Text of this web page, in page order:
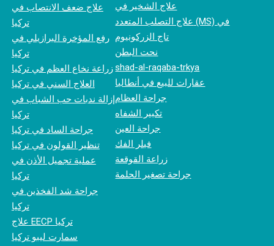
علاج ضعف الانتصاب في
تركيا
رفع المؤخرة البرازيلي في
تركيا
زراعة نخاع العظم في تركيا
العلاج السني في تركيا
إزالة ندبات حب الشباب في
تركيا
جراحة الساد في تركيا
تنظير القولون في تركيا
عملية تجميل الأذن في
تركيا
جراحة شد الفخذين في
تركيا
علاج EECP تركيا
سمارت ليبو تركيا
علاج الشخير في
علاج التصلب المتعدد (MS) في
تاج الزركونيوم
نحت البطن
shad-al-raqaba-trkya
عقارات للبيع في أنطاليا
جراحة العظام
تكبير الشفاه
جراحة العين
فيلر الفك
زراعة القوقعة
جراحة تصغير الحلمة